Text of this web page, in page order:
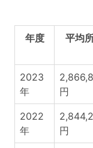
年度 平均
2023
年
円
2022
年
円